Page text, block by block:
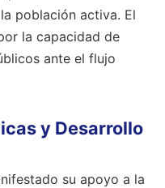
población activa. El
la capacidad de
ante el flujo
y Desarrollo
su apoyo a la